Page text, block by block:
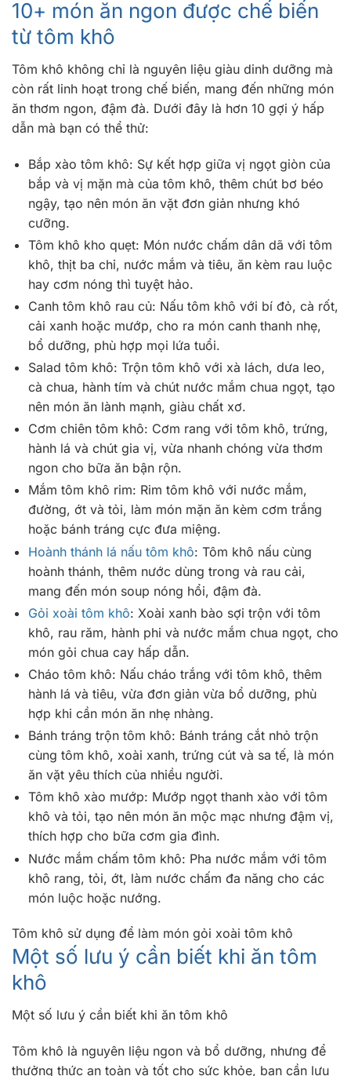
10+ món ăn ngon được chế biến
từ tôm khô
Tôm khô không chỉ là nguyên liệu giàu dinh dưỡng mà
còn rất linh hoạt trong chế biến, mang đến những món
ăn thơm ngon, đậm đà. Dưới đây là hơn 10 gợi ý hấp
dẫn mà bạn có thể thử:
Bắp xào tôm khô: Sự kết hợp giữa vị ngọt giòn của
bắp và vị mặn mà của tôm khô, thêm chút bơ béo
ngậy, tạo nên món ăn vặt đơn giản nhưng khó
cưỡng.
Tôm khô kho quẹt: Món nước chấm dân dã với tôm
khô, thịt ba chỉ, nước mắm và tiêu, ăn kèm rau luộc
hay cơm nóng thì tuyệt hảo.
Canh tôm khô rau củ: Nấu tôm khô với bí đỏ, cà rốt,
cải xanh hoặc mướp, cho ra món canh thanh nhẹ,
bổ dưỡng, phù hợp mọi lứa tuổi.
Salad tôm khô: Trộn tôm khô với xà lách, dưa leo,
cà chua, hành tím và chút nước mắm chua ngọt, tạo
nên món ăn lành mạnh, giàu chất xơ.
Cơm chiên tôm khô: Cơm rang với tôm khô, trứng,
hành lá và chút gia vị, vừa nhanh chóng vừa thơm
ngon cho bữa ăn bận rộn.
Mắm tôm khô rim: Rim tôm khô với nước mắm,
đường, ớt và tỏi, làm món mặn ăn kèm cơm trắng
hoặc bánh tráng cực đưa miệng.
Hoành thánh lá nấu tôm khô: Tôm khô nấu cùng
hoành thánh, thêm nước dùng trong và rau cải,
mang đến món soup nóng hổi, đậm đà.
Gỏi xoài tôm khô: Xoài xanh bào sợi trộn với tôm
khô, rau răm, hành phi và nước mắm chua ngọt, cho
món gỏi chua cay hấp dẫn.
Cháo tôm khô: Nấu cháo trắng với tôm khô, thêm
hành lá và tiêu, vừa đơn giản vừa bổ dưỡng, phù
hợp khi cần món ăn nhẹ nhàng.
Bánh tráng trộn tôm khô: Bánh tráng cắt nhỏ trộn
cùng tôm khô, xoài xanh, trứng cút và sa tế, là món
ăn vặt yêu thích của nhiều người.
Tôm khô xào mướp: Mướp ngọt thanh xào với tôm
khô và tỏi, tạo nên món ăn mộc mạc nhưng đậm vị,
thích hợp cho bữa cơm gia đình.
Nước mắm chấm tôm khô: Pha nước mắm với tôm
khô rang, tỏi, ớt, làm nước chấm đa năng cho các
món luộc hoặc nướng.
Tôm khô sử dụng để làm món gỏi xoài tôm khô
Một số lưu ý cần biết khi ăn tôm
khô
Một số lưu ý cần biết khi ăn tôm khô
Tôm khô là nguyên liệu ngon và bổ dưỡng, nhưng để
thưởng thức an toàn và tốt cho sức khỏe, bạn cần lưu